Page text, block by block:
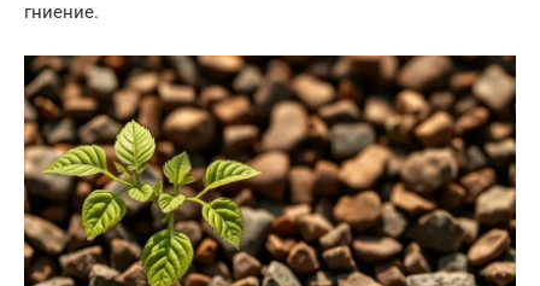
гниение.